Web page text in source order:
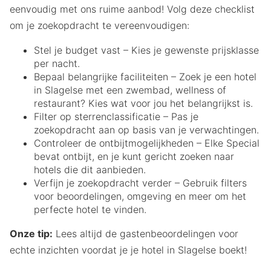
eenvoudig met ons ruime aanbod! Volg deze checklist
om je zoekopdracht te vereenvoudigen:
Stel je budget vast – Kies je gewenste prijsklasse
per nacht.
Bepaal belangrijke faciliteiten – Zoek je een hotel
in Slagelse met een zwembad, wellness of
restaurant? Kies wat voor jou het belangrijkst is.
Filter op sterrenclassificatie – Pas je
zoekopdracht aan op basis van je verwachtingen.
Controleer de ontbijtmogelijkheden – Elke Special
bevat ontbijt, en je kunt gericht zoeken naar
hotels die dit aanbieden.
Verfijn je zoekopdracht verder – Gebruik filters
voor beoordelingen, omgeving en meer om het
perfecte hotel te vinden.
Onze tip: Lees altijd de gastenbeoordelingen voor
echte inzichten voordat je je hotel in Slagelse boekt!